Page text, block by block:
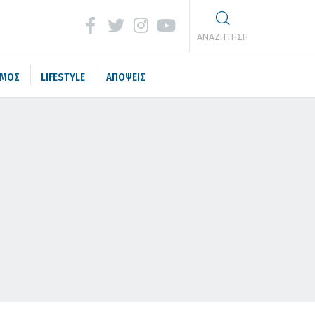
ΑΝΑΖΗΤΗΣΗ
LIFESTYLE ΑΠΟΨΕΙΣ